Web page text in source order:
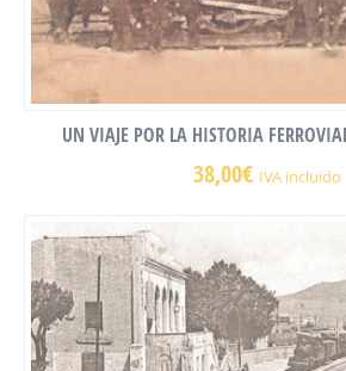
UN VIAJE POR LA HISTORIA
38,00€ IVA incluido